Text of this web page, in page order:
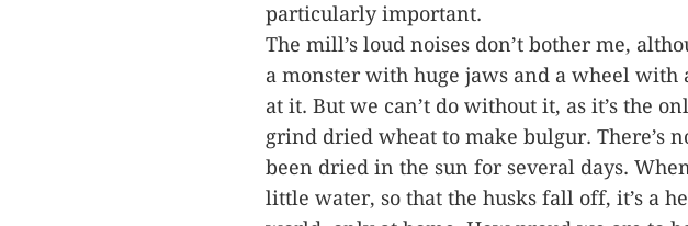
particularly important.
The mill’s loud noises don’t bother me,
a monster with huge jaws and a wheel
at it. But we can’t do without it, as it’s the
grind dried wheat to make bulgur. There’s
been dried in the sun for several days.
little water, so that the husks fall off, it’s a